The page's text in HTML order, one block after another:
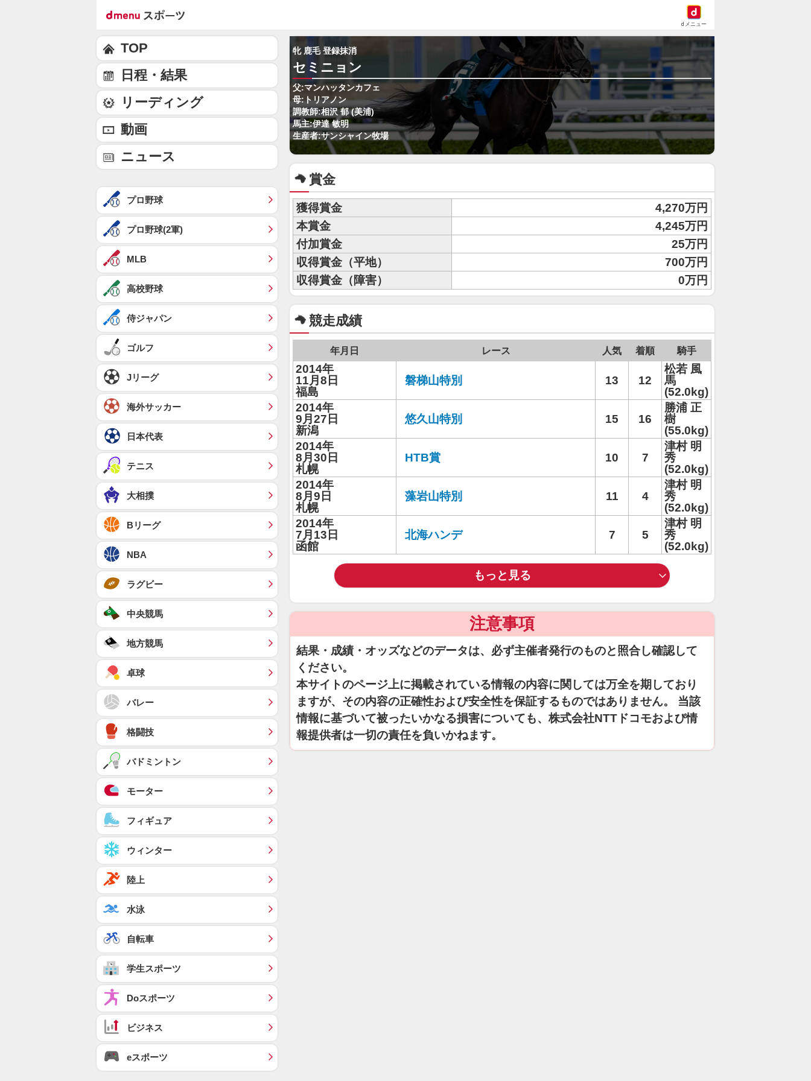
dメニュー
牝 鹿毛 登録抹消
セミニョン
父:マンハッタンカフェ
母:トリアノン
調教師:相沢 郁 (美浦)
馬主:伊達 敏明
生産者:サンシャイン牧場
賞金
獲得賞金
4,270万円
本賞金
4,245万円
付加賞金
25万円
収得賞金（平地）
700万円
収得賞金（障害）
0万円
競走成績
年月日 レース 人気 着順 騎手
2014年
11月8日
福島
磐梯山特別 13 12
松若 風
馬
(52.0kg)
2014年
9月27日
新潟
悠久山特別 15 16
勝浦 正
樹
(55.0kg)
2014年
8月30日
札幌
HTB賞 10 7
津村 明
秀
(52.0kg)
2014年
8月9日
札幌
藻岩山特別 11 4
津村 明
秀
(52.0kg)
2014年
7月13日
函館
北海ハンデ 7 5
津村 明
秀
(52.0kg)
もっと見る
注意事項
結果・成績・オッズなどのデータは、必ず主催者発行のものと照合し確認して
ください。
本サイトのページ上に掲載されている情報の内容に関しては万全を期しており
ますが、その内容の正確性および安全性を保証するものではありません。 当該
情報に基づいて被ったいかなる損害についても、株式会社NTTドコモおよび情
報提供者は一切の責任を負いかねます。
TOP
日程・結果
リーディング
動画
ニュース
プロ野球
プロ野球(2軍)
MLB
高校野球
侍ジャパン
ゴルフ
Jリーグ
海外サッカー
日本代表
テニス
大相撲
Bリーグ
NBA
ラグビー
中央競馬
地方競馬
卓球
バレー
格闘技
バドミントン
モーター
フィギュア
ウィンター
陸上
水泳
自転車
学生スポーツ
Doスポーツ
ビジネス
eスポーツ